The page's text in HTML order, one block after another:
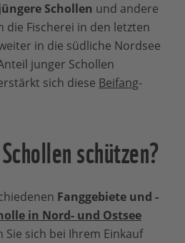
Schollen und andere
die Fischerei in den letzten
in die südliche Nordsee
junger Schollen
sich diese Beifang-
schützen?
Fanggebiete und -
in Nord- und Ostsee
Sie sich bei Ihrem Einkauf